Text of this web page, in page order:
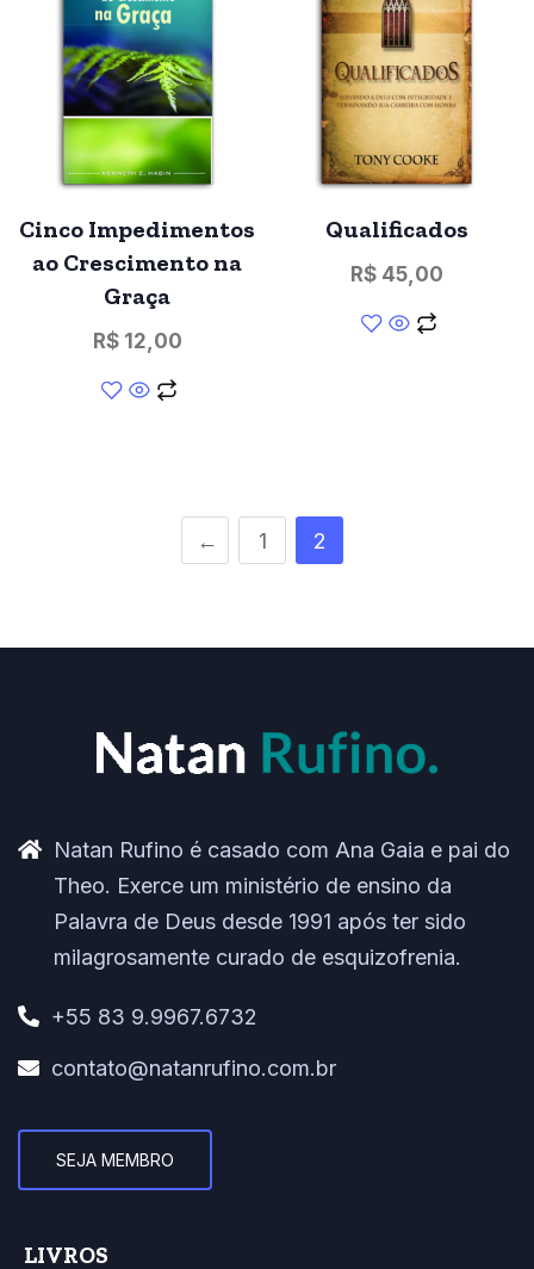
Cinco Impedimentos
ao Crescimento na
Graça
R$12,00
Qualificados
R$45,00
← 1 2
Natan Rufino é casado com Ana Gaia e pai do
Theo. Exerce um ministério de ensino da
Palavra de Deus desde 1991 após ter sido
milagrosamente curado de esquizofrenia.
+55 83 9.9967.6732
contato@natanrufino.com.br
SEJA MEMBRO
LIVROS